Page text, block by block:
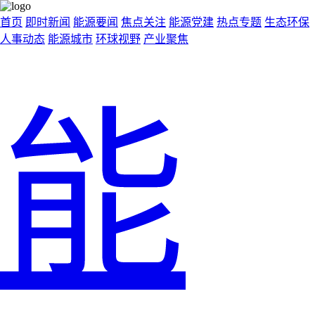
首页 即时新闻 能源要闻 焦点关注 能源党建 热点专题 生态环保
人事动态 能源城市 环球视野 产业聚焦
能